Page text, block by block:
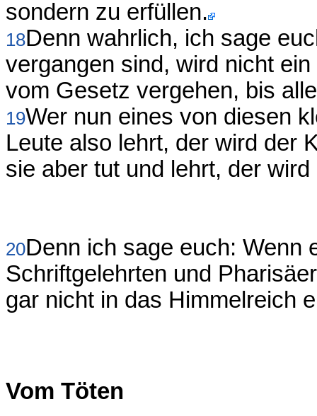
sondern zu erfüllen.
18Denn wahrlich, ich sage
vergangen sind, wird nicht
vom Gesetz vergehen, bis
19Wer nun eines von diesen
Leute also lehrt, der wird der
sie aber tut und lehrt, der
20Denn ich sage euch: Wenn
Schriftgelehrten und
gar nicht in das Himmelreich
Vom Töten